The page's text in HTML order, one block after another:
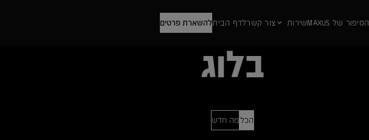
הסיפור של MAXUS שירות צור קשרלדף הביתלהשארת פרטים
בלוג
הכלמה חדש